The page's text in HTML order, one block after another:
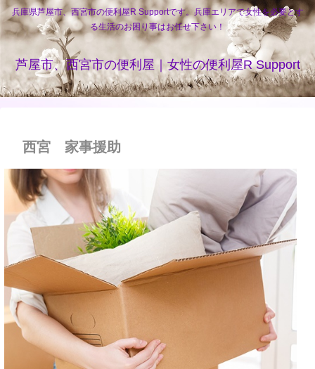
兵庫県芦屋市、西宮市の便利屋R Supportです。兵庫エリアで女性を必要とす
る生活のお困り事はお任せ下さい！
芦屋市、西宮市の便利屋｜女性の便利屋R Support
西宮 家事援助